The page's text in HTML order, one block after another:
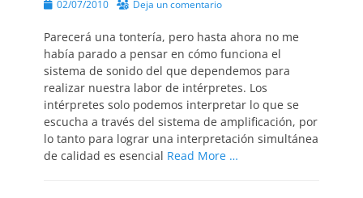
Publicado
02/07/2010 Deja un comentario
Parecerá una tontería, pero hasta ahora no me
había parado a pensar en cómo funciona el
sistema de sonido del que dependemos para
realizar nuestra labor de intérpretes. Los
intérpretes solo podemos interpretar lo que se
escucha a través del sistema de amplificación, por
lo tanto para lograr una interpretación simultánea
de calidad es esencial Read More …